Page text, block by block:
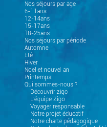
Nos séjours par age
6-11ans
12-14ans
15-17ans
18-25ans
Nos séjours par période
Automne
Eté
Hiver
Noel et nouvel an
Printemps
Qui sommes-nous ?
Découvrir zigo
L'équipe Zigo
Voyager responsable
Notre projet éducatif
Notre charte pédagogique